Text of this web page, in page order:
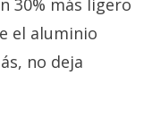
30% más ligero
el aluminio
no deja